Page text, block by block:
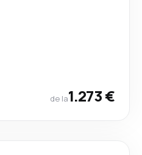
de la1.273 €